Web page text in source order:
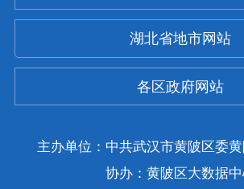
湖北省地市网站
各区政府网站
主办单位：中共武汉市黄陂区委
协办：黄陂区大数据